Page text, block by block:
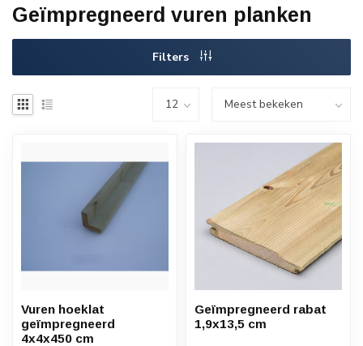
Geïmpregneerd vuren planken
Filters
Vuren hoeklat
geïmpregneerd
4x4x450 cm
Geïmpregneerd rabat
1,9x13,5 cm